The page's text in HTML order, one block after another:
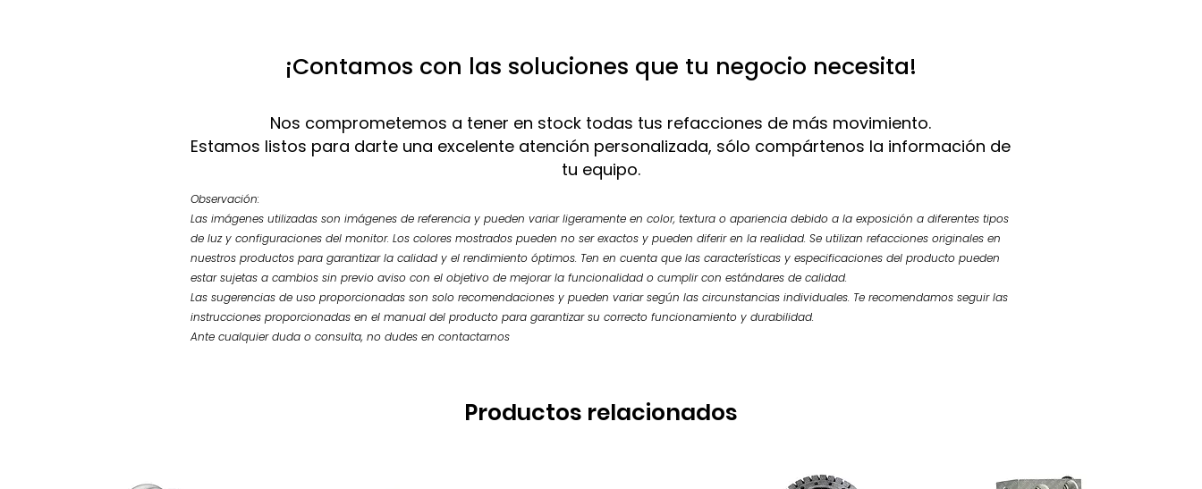
¡Contamos con las soluciones que tu negocio necesita!
Nos comprometemos a tener en stock todas tus refacciones de más movimiento.
Estamos listos para darte una excelente atención personalizada, sólo compártenos la información de
tu equipo.
Observación:
Las imágenes utilizadas son imágenes de referencia y pueden variar ligeramente en color, textura o apariencia debido a la exposición a diferentes tipos
de luz y configuraciones del monitor. Los colores mostrados pueden no ser exactos y pueden diferir en la realidad. Se utilizan refacciones originales en
nuestros productos para garantizar la calidad y el rendimiento óptimos. Ten en cuenta que las características y especificaciones del producto pueden
estar sujetas a cambios sin previo aviso con el objetivo de mejorar la funcionalidad o cumplir con estándares de calidad.
Las sugerencias de uso proporcionadas son solo recomendaciones y pueden variar según las circunstancias individuales. Te recomendamos seguir las
instrucciones proporcionadas en el manual del producto para garantizar su correcto funcionamiento y durabilidad.
Ante cualquier duda o consulta, no dudes en contactarnos
Productos relacionados